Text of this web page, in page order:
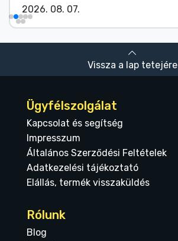
2026. 08. 07.
Vissza a lap tetejére
Ügyfélszolgálat
Kapcsolat és segítség
Impresszum
Általános Szerződési Feltételek
Adatkezelési tájékoztató
Elállás, termék visszaküldés
Rólunk
Blog